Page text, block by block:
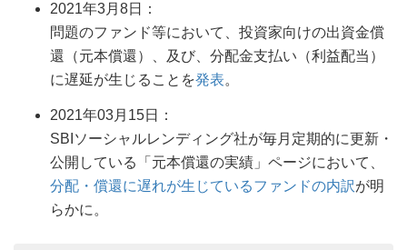
2021年3月8日：
問題のファンド等において、投資家向けの出資金償
還（元本償還）、及び、分配金支払い（利益配当）
に遅延が生じることを発表。
2021年03月15日：
SBIソーシャルレンディング社が毎月定期的に更新・
公開している「元本償還の実績」ページにおいて、
分配・償還に遅れが生じているファンドの内訳が明
らかに。